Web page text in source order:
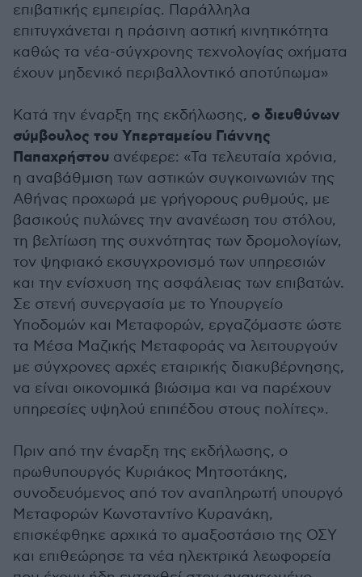
επιβατικής εμπειρίας. Παράλληλα
επιτυγχάνεται η πράσινη αστική κινητικότητα
καθώς τα νέα-σύγχρονης τεχνολογίας οχήματα
έχουν μηδενικό περιβαλλοντικό αποτύπωμα»
Κατά την έναρξη της εκδήλωσης, ο διευθύνων
σύμβουλος του Υπερταμείου Γιάννης
Παπαχρήστου ανέφερε: «Τα τελευταία χρόνια,
η αναβάθμιση των αστικών συγκοινωνιών της
Αθήνας προχωρά με γρήγορους ρυθμούς, με
βασικούς πυλώνες την ανανέωση του στόλου,
τη βελτίωση της συχνότητας των δρομολογίων,
τον ψηφιακό εκσυγχρονισμό των υπηρεσιών
και την ενίσχυση της ασφάλειας των επιβατών.
Σε στενή συνεργασία με το Υπουργείο
Υποδομών και Μεταφορών, εργαζόμαστε ώστε
τα Μέσα Μαζικής Μεταφοράς να λειτουργούν
με σύγχρονες αρχές εταιρικής διακυβέρνησης,
να είναι οικονομικά βιώσιμα και να παρέχουν
υπηρεσίες υψηλού επιπέδου στους πολίτες».
Πριν από την έναρξη της εκδήλωσης, ο
πρωθυπουργός Κυριάκος Μητσοτάκης,
συνοδευόμενος από τον αναπληρωτή υπουργό
Μεταφορών Κωνσταντίνο Κυρανάκη,
επισκέφθηκε αρχικά το αμαξοστάσιο της ΟΣΥ
και επιθεώρησε τα νέα ηλεκτρικά λεωφορεία